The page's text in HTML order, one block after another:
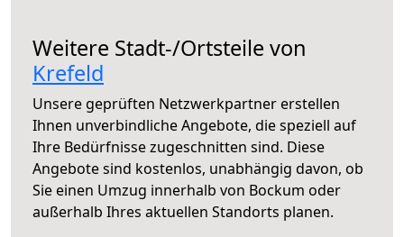
Weitere Stadt-/Ortsteile von
Krefeld
Unsere geprüften Netzwerkpartner erstellen
Ihnen unverbindliche Angebote, die speziell auf
Ihre Bedürfnisse zugeschnitten sind. Diese
Angebote sind kostenlos, unabhängig davon, ob
Sie einen Umzug innerhalb von Bockum oder
außerhalb Ihres aktuellen Standorts planen.